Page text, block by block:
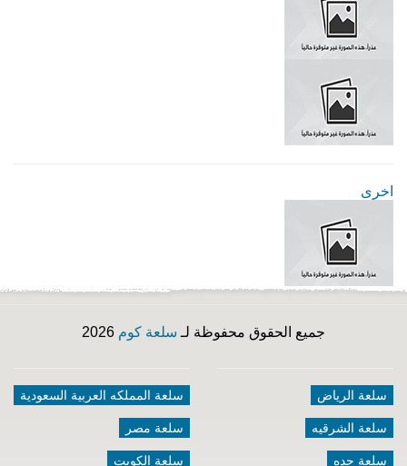
اخرى
جميع الحقوق محفوظة لـ سلعة كوم
سلعة الرياض
سلعة الشرقيه
سلعة جده
سلعة المملكه العربية السعودية
سلعة مصر
سلعة الكويت